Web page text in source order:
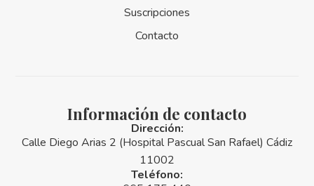
Suscripciones
Contacto
Información de contacto
Dirección:
Calle Diego Arias 2 (Hospital Pascual San Rafael) Cádiz
11002
Teléfono: